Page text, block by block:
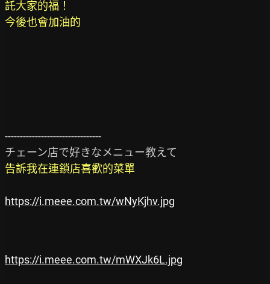
託大家的福！
今後也會加油的
--------------------------------
告訴我在連鎖店喜歡的菜單
https://i.meee.com.tw/wNyKjhv.jpg
https://i.meee.com.tw/mWXJk6L.jpg